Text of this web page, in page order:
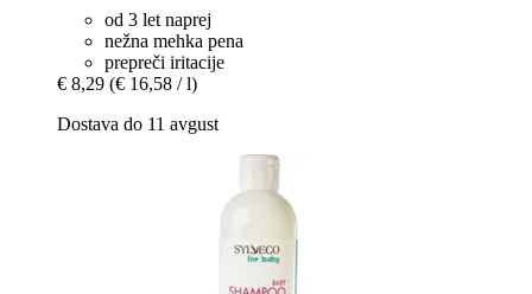
od 3 let naprej
nežna mehka pena
prepreči iritacije
€ 8,29 (€ 16,58 / l)
Dostava do 11 avgust